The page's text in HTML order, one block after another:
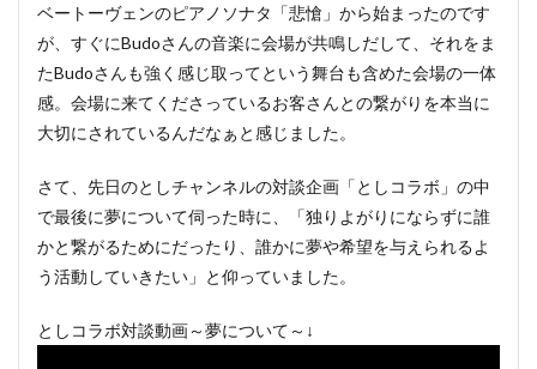
ベートーヴェンのピアノソナタ「悲愴」から始まったのです
が、すぐにBudoさんの音楽に会場が共鳴しだして、それをま
たBudoさんも強く感じ取ってという舞台も含めた会場の一体
感。会場に来てくださっているお客さんとの繋がりを本当に
大切にされているんだなぁと感じました。
さて、先日のとしチャンネルの対談企画「としコラボ」の中
で最後に夢について伺った時に、「独りよがりにならずに誰
かと繋がるためにだったり、誰かに夢や希望を与えられるよ
う活動していきたい」と仰っていました。
としコラボ対談動画～夢について～↓